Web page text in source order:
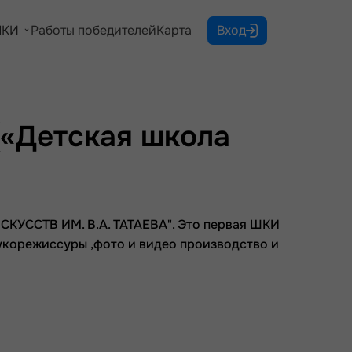
Работы победителейКарта Вход
школа
ИМ. В.А. ТАТАЕВА". Это первая ШКИ
,фото и видео производство и